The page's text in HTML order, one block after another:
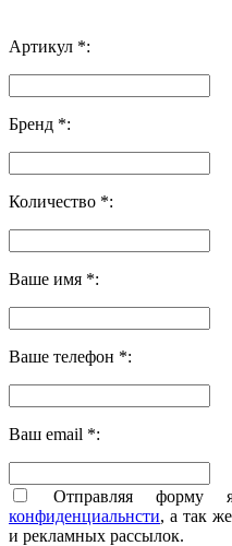
Артикул *:
Бренд *:
Количество *:
Ваше имя *:
Ваше телефон *:
Ваш email *:
Отправляя форму
конфиденциальнсти, а так
и рекламных рассылок.